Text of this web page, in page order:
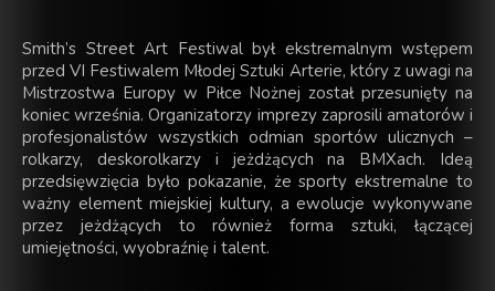
Smith’s Street Art Festiwal był ekstremalnym wstępem
przed VI Festiwalem Młodej Sztuki Arterie, który z uwagi na
Mistrzostwa Europy w Piłce Nożnej został przesunięty na
koniec września. Organizatorzy imprezy zaprosili amatorów i
profesjonalistów wszystkich odmian sportów ulicznych –
rolkarzy, deskorolkarzy i jeżdżących na BMXach. Ideą
przedsięwzięcia było pokazanie, że sporty ekstremalne to
ważny element miejskiej kultury, a ewolucje wykonywane
przez jeżdżących to również forma sztuki, łączącej
umiejętności, wyobraźnię i talent.